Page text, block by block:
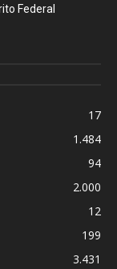
Federal
17
1.484
94
2.000
12
199
3.431